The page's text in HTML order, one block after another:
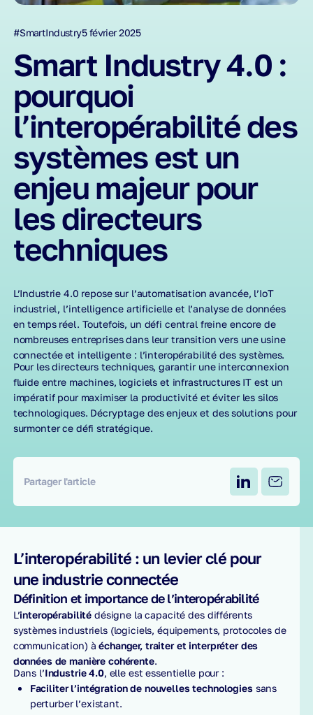
#SmartIndustry5 février 2025
Smart Industry 4.0 :
pourquoi
l’interopérabilité des
systèmes est un
enjeu majeur pour
les directeurs
techniques
L’Industrie 4.0 repose sur l’automatisation avancée, l’IoT
industriel, l’intelligence artificielle et l’analyse de données
en temps réel. Toutefois, un défi central freine encore de
nombreuses entreprises dans leur transition vers une usine
connectée et intelligente : l’interopérabilité des systèmes.
Pour les directeurs techniques, garantir une interconnexion
fluide entre machines, logiciels et infrastructures IT est un
impératif pour maximiser la productivité et éviter les silos
technologiques. Décryptage des enjeux et des solutions pour
surmonter ce défi stratégique.
Partager l'article
L’interopérabilité : un levier clé pour
une industrie connectée
Définition et importance de l’interopérabilité
L’interopérabilité désigne la capacité des différents
systèmes industriels (logiciels, équipements, protocoles de
communication) àéchanger, traiter et interpréter des
données de manière cohérente.
Dans l’Industrie 4.0, elle est essentielle pour :
Faciliter l’intégration de nouvelles technologiessans
perturber l’existant.